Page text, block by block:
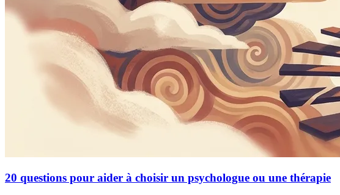
20 questions pour aider à choisir un psychologue ou une thérapie